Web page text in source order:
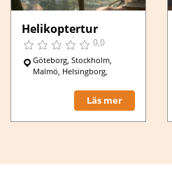
Helikoptertur
0,0
Göteborg, Stockholm,
Malmö, Helsingborg,
Läs mer